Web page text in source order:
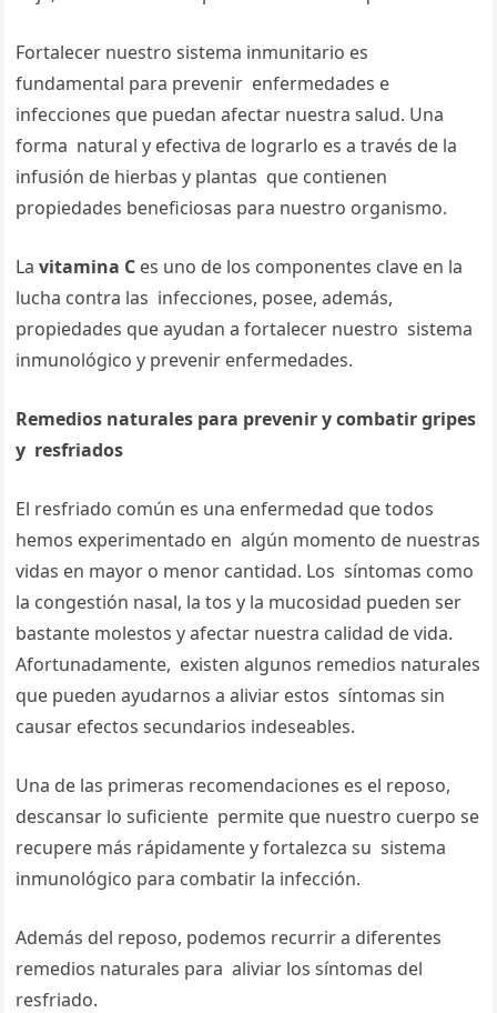
Fortalecer nuestro sistema inmunitario es
fundamental para prevenir enfermedades e
infecciones que puedan afectar nuestra salud. Una
forma natural y efectiva de lograrlo es a través de la
infusión de hierbas y plantas que contienen
propiedades beneficiosas para nuestro organismo.
Lavitamina C es uno de los componentes clave en la
lucha contra las infecciones, posee, además,
propiedades que ayudan a fortalecer nuestro sistema
inmunológico y prevenir enfermedades.
Remedios naturales para prevenir y combatir gripes
y resfriados
El resfriado común es una enfermedad que todos
hemos experimentado en algún momento de nuestras
vidas en mayor o menor cantidad. Los síntomas como
la congestión nasal, la tos y la mucosidad pueden ser
bastante molestos y afectar nuestra calidad de vida.
Afortunadamente, existen algunos remedios naturales
que pueden ayudarnos a aliviar estos síntomas sin
causar efectos secundarios indeseables.
Una de las primeras recomendaciones es el reposo,
descansar lo suficiente permite que nuestro cuerpo se
recupere más rápidamente y fortalezca su sistema
inmunológico para combatir la infección.
Además del reposo, podemos recurrir a diferentes
remedios naturales para aliviar los síntomas del
resfriado.